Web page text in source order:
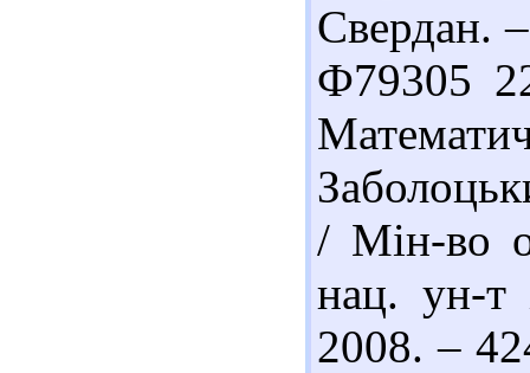
Свердан.
Ф79305
/ Мін-во
нац. ун-
2008. –